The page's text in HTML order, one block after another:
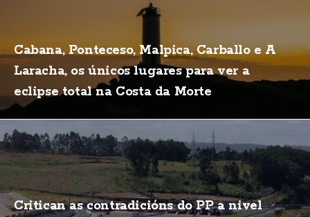
Cabana, Ponteceso, Malpica, Carballo e A
Laracha, os únicos lugares para ver a
eclipse total na Costa da Morte
Critican as contradicións do PP a nivel